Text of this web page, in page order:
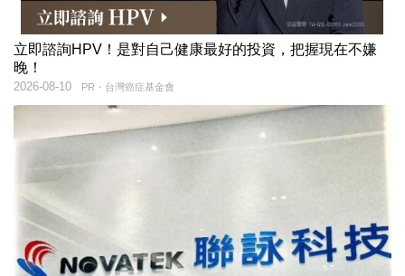
立即諮詢HPV！是對自己健康最好的投資，把握現在不嫌
晚！
PR・台灣癌症基金會
2026-08-10